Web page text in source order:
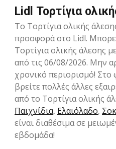
Lidl Τορτίγια
Το Τορτίγια ολικής
προσφορά στο Lidl.
Τορτίγια ολικής άλεσης
από τις 06/08/2026. Μην
χρονικό περιορισμό! Στο
βρείτε πολλές άλλες
από το Τορτίγια ολικής
Παιχνίδια, Ελαιόλαδο,
είναι διαθέσιμα σε
εβδομάδα!